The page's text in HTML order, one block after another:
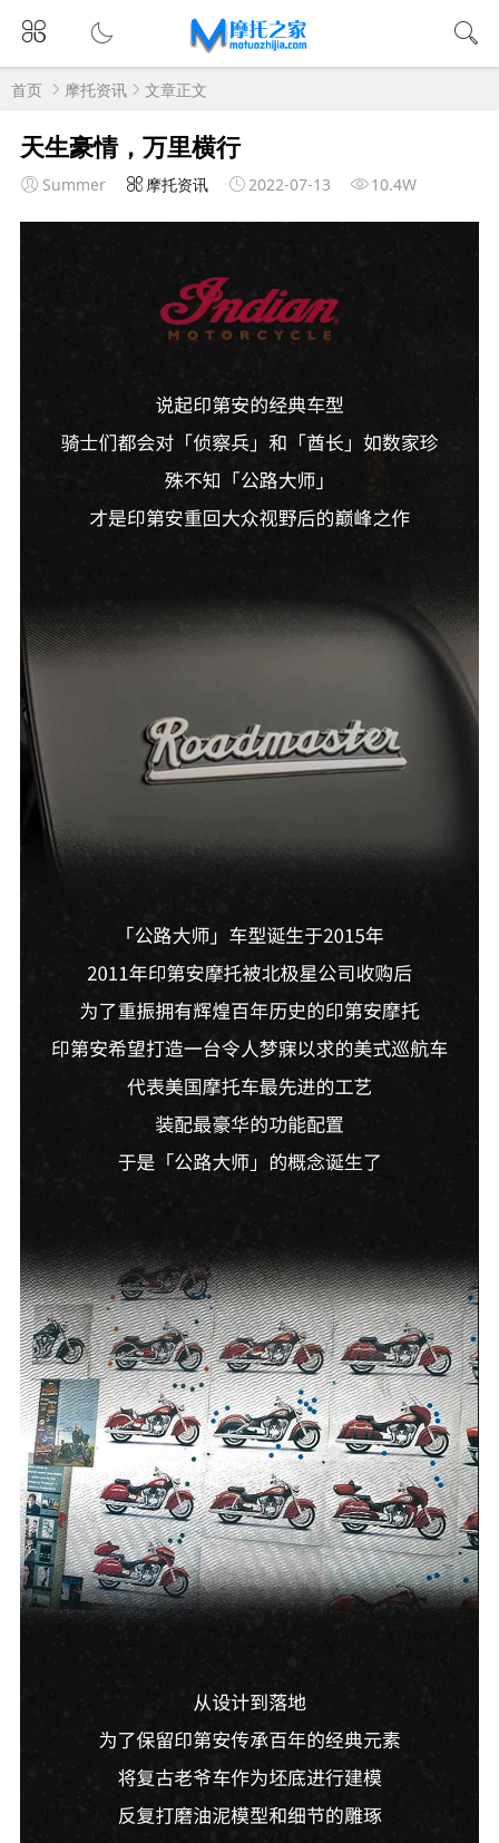
首页 摩托资讯 文章正文
天生豪情，万里横行
Summer 摩托资讯 2022-07-13 10.4W